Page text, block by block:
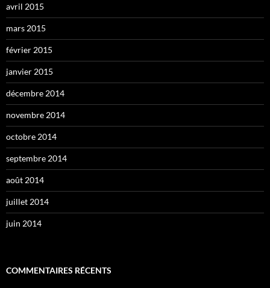
avril 2015
mars 2015
février 2015
janvier 2015
décembre 2014
novembre 2014
octobre 2014
septembre 2014
août 2014
juillet 2014
juin 2014
COMMENTAIRES RÉCENTS